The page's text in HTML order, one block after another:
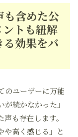
も含めた公
トも紐解
る効果をバ
のユーザーに万能
続かなかった」
も存在します。
や高く感じる」と